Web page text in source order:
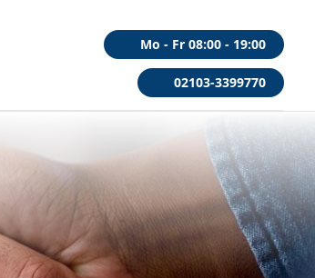
Mo - Fr 08:00 - 19:00
02103-3399770